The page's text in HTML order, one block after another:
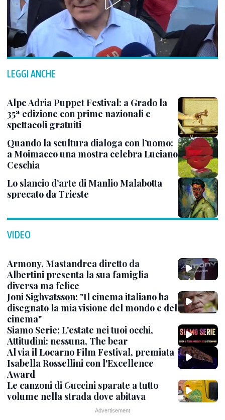
LEGGI ANCHE
Alpe Adria Puppet Festival: a Grado la
35ª edizione con prime nazionali e
spettacoli gratuiti
Quando la scultura dialoga con l’uomo:
a Moimacco una mostra celebra Luciano
Ceschia
Lo slancio d’arte di Manlio Malabotta
sprecato da Trieste
VIDEO
Armony, Mastandrea diretto da
Albertini presenta la sua famiglia
diversa ma felice
Joni Sighvatsson: "Il cinema italiano ha
disegnato la mia visione del mondo e del
cinema"
Siamo Serie: L'estate nei tuoi occhi,
Attitudini: nessuna, The bear
Al via il Locarno Film Festival, premiata
Isabella Rossellini con l'Excellence
Award
Le canzoni di Guccini sparate a tutto
volume nella strada dove abitava